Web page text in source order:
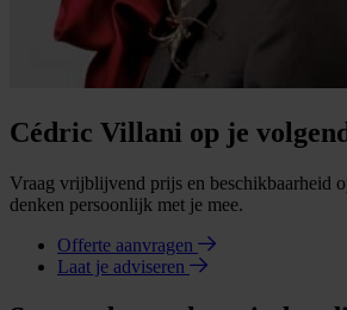
Cédric Villani op je
Vraag vrijblijvend prijs en beschikbaarheid
denken persoonlijk met je mee.
Offerte aanvragen
Laat je adviseren